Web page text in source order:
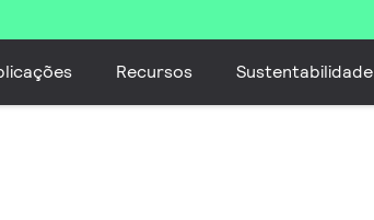
Recursos Sustentabilidade